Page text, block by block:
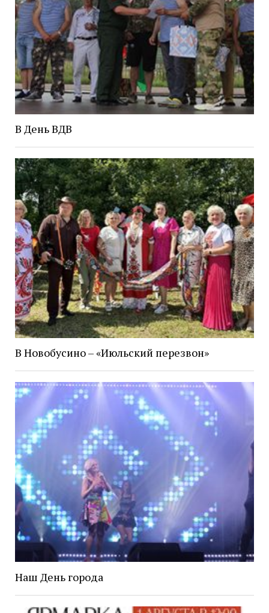
В День ВДВ
В Новобусино – «Июльский перезвон»
Наш День города